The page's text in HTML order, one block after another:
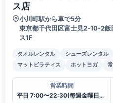
ス店
小川町駅から車で5分
東京都千代田区富士見2‐10-2
ス1F
タオルレンタル シューズレンタル
マットピラティス
ホットヨガ
営業時間
平日 7:00〜22:30(毎週金曜日は12:00に閉館)